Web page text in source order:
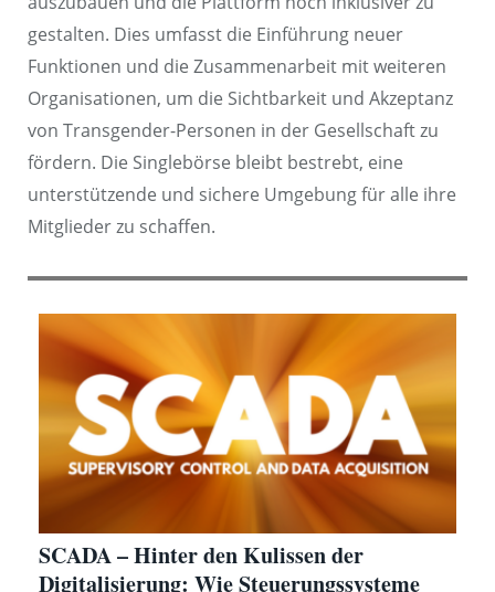
gestalten. Dies umfasst die Einführung neuer
Funktionen und die Zusammenarbeit mit weiteren
Organisationen, um die Sichtbarkeit und Akzeptanz
von Transgender-Personen in der Gesellschaft zu
fördern. Die Singlebörse bleibt bestrebt, eine
unterstützende und sichere Umgebung für alle ihre
Mitglieder zu schaffen.
SCADA – Hinter den Kulissen der
Digitalisierung: Wie Steuerungssysteme